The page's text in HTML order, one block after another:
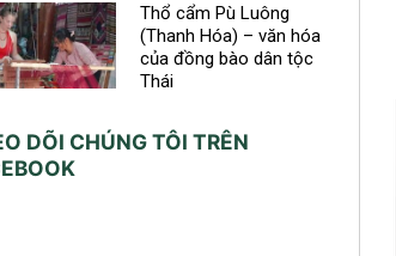
Thổ cẩm Pù Luông
(Thanh Hóa) – văn hóa
của đồng bào dân tộc
Thái
DÕI CHÚNG TÔI TRÊN